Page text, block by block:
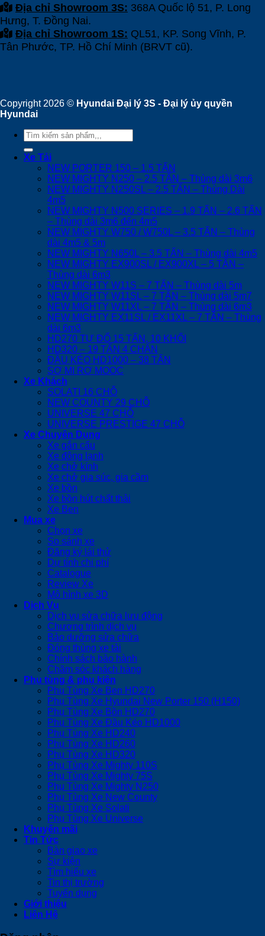
Địa chỉ Showroom 3S: 368A Quốc lộ 51, P. Long
Hưng, T. Đồng Nai.
Địa chỉ Showroom 1S: QL51, KP. Song Vĩnh, P.
Tân Phước, TP. Hồ Chí Minh (BRVT cũ).
Copyright 2026 © Hyundai Đại lý 3S - Đại lý ủy quyền
Hyundai
Tìm
kiếm:
Xe Tải
NEW PORTER 150 – 1.5 TẤN
NEW MIGHTY N250 – 2.5 TẤN – Thùng dài 3m6
NEW MIGHTY N250SL – 2.5 TẤN – Thùng Dài
4m5
NEW MIGHTY N500 SERIES – 1.9 TẤN – 2.6 TẤN
– Thùng dài 3m6 đến 4m5
NEW MIGHTY W750 / W750L – 3.5 TẤN – Thùng
dài 4m5 & 5m
NEW MIGHTY N650L – 3.5 TẤN – Thùng dài 4m5
NEW MIGHTY EX900SL / EX900XL – 5 TẤN –
Thùng dài 6m3
NEW MIGHTY W11S – 7 TẤN – Thùng dài 5m
NEW MIGHTY W11SL – 7 TẤN – Thùng dài 5m7
NEW MIGHTY W11XL – 7 TẤN – Thùng dài 6m3
NEW MIGHTY EX11SL / EX11XL – 7 TẤN – Thùng
dài 6m3
HD270 TỰ ĐỔ 15 TẤN, 10 KHỐI
HD320 – 19 TẤN 4 CHÂN
ĐẦU KÉO HD1000 – 38 TẤN
SƠ MI RƠ MOOC
Xe Khách
SOLATI 16 CHỖ
NEW COUNTY 29 CHỖ
UNIVERSE 47 CHỖ
UNIVERSE PRESTIGE 47 CHỖ
Xe Chuyên Dụng
Xe gắn cẩu
Xe đông lạnh
Xe chở kính
Xe chở gia súc, gia cầm
Xe bồn
Xe bồn hút chất thải
Xe Ben
Mua xe
Chọn xe
So sánh xe
Đăng ký lái thử
Dự tính chi phí
Catalogue
Review Xe
Mô hình xe 3D
Dịch Vụ
Dịch vụ sửa chữa lưu động
Chương trình dịch vụ
Bảo dưỡng sửa chữa
Đóng thùng xe tải
Chính sách bảo hành
Chăm sóc khách hàng
Phụ tùng & phụ kiện
Phụ Tùng Xe Ben HD270
Phụ Tùng Xe Hyundai New Porter 150 (H150)
Phụ Tùng Xe Bồn HD270
Phụ Tùng Xe Đầu Kéo HD1000
Phụ Tùng Xe HD240
Phụ Tùng Xe HD260
Phụ Tùng Xe HD320
Phụ Tùng Xe Mighty 110S
Phụ Tùng Xe Mighty 75S
Phụ Tùng Xe Mighty N250
Phụ Tùng Xe New County
Phụ Tùng Xe Solati
Phụ Tùng Xe Universe
Khuyến mãi
Tin Tức
Bàn giao xe
Sự kiện
Tìm hiểu xe
Tin thị trường
Tuyển dụng
Giới thiệu
Liên Hệ